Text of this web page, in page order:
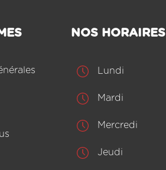
NOS HORAIRES
Lundi
Mardi
Mercredi
Jeudi